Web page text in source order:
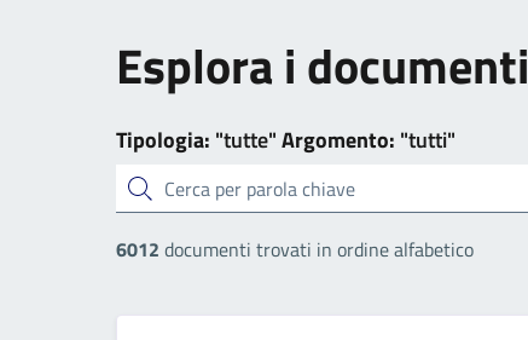
Esplora i documenti
Tipologia: "tutte"Argomento: "tutti"
cerca
6012 documenti trovati in ordine alfabetico